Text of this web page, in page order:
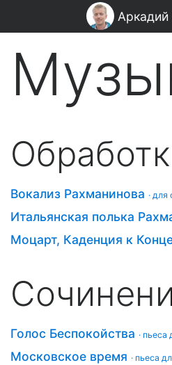
Вокализ Рахманинова ·
Итальянская полька
Моцарт, Каденция к
Голос Беспокойства ·
Московское время · пьеса